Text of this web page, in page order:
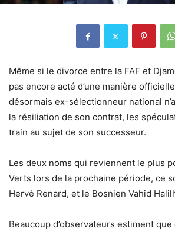
Même si le divorce entre la FAF et
pas encore acté d’une manière
désormais ex-sélectionneur national
la résiliation de son contrat, les
train au sujet de son successeur.
Les deux noms qui reviennent le plus
Verts lors de la prochaine période, ce
Hervé Renard, et le Bosnien Vahid
Beaucoup d’observateurs estiment